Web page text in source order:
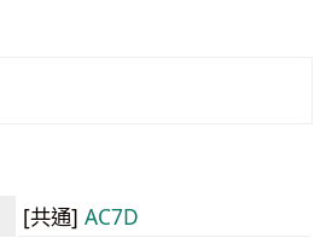
[共通] AC7D